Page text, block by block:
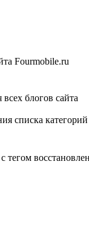
Fourmobile.ru
блогов сайта
списка
тегом